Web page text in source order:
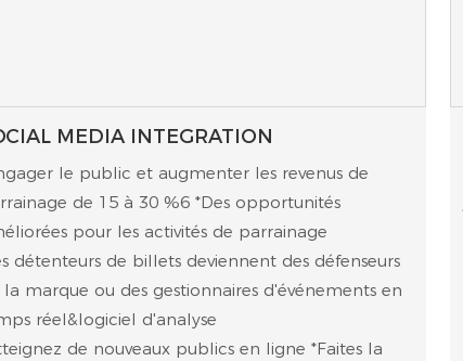
MEDIA INTEGRATION
le public et augmenter les revenus de
de 15 à 30 %6 *Des opportunités
pour les activités de parrainage
détenteurs de billets deviennent des défenseurs
la marque ou des gestionnaires d'événements en
réel&logiciel d'analyse
de nouveaux publics en ligne *Faites la